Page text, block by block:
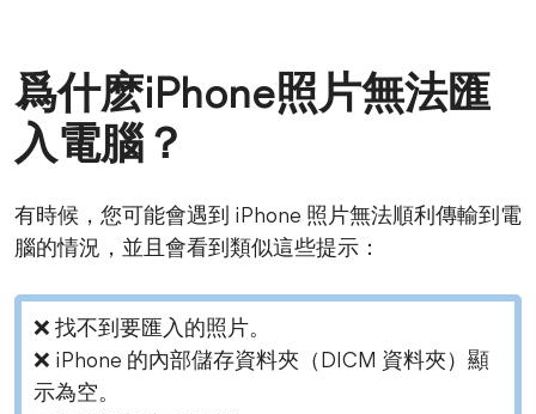
爲什麽iPhone照片無法匯
入電腦？
有時候，您可能會遇到 iPhone 照片無法順利傳輸到電
腦的情況，並且會看到類似這些提示：
❌ 找不到要匯入的照片。
❌ iPhone 的內部儲存資料夾（DICM 資料夾）顯
示為空。